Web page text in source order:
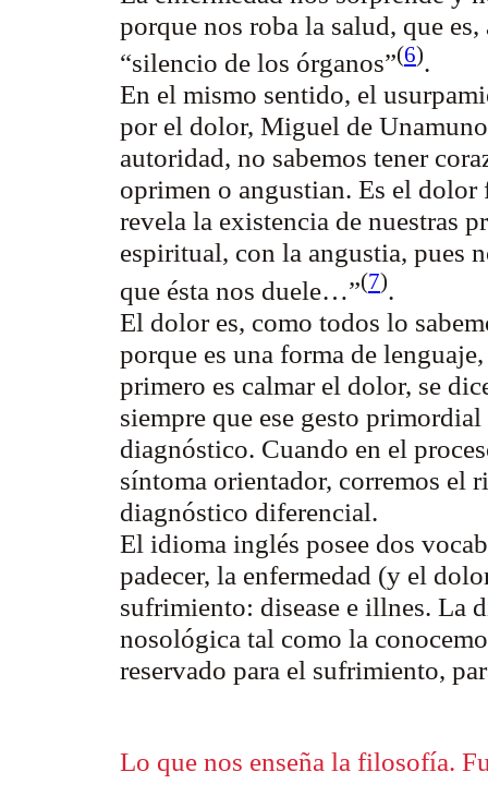
porque nos roba la salud, que
“silencio de los órganos”(6).
En el mismo sentido, el
por el dolor, Miguel de
autoridad, no sabemos tener
oprimen o angustian. Es el
revela la existencia de nuestras
espiritual, con la angustia, pues
que ésta nos duele…”(7).
El dolor es, como todos lo
porque es una forma de
primero es calmar el dolor, se
siempre que ese gesto
diagnóstico. Cuando en el
síntoma orientador, corremos el
diagnóstico diferencial.
El idioma inglés posee dos
padecer, la enfermedad (y el
sufrimiento: disease e illnes. La
nosológica tal como la
reservado para el sufrimiento,
Lo que nos enseña la filosofía.